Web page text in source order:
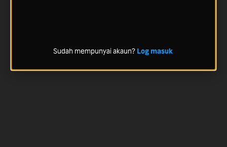
Sudah mempunyai akaun? Log masuk